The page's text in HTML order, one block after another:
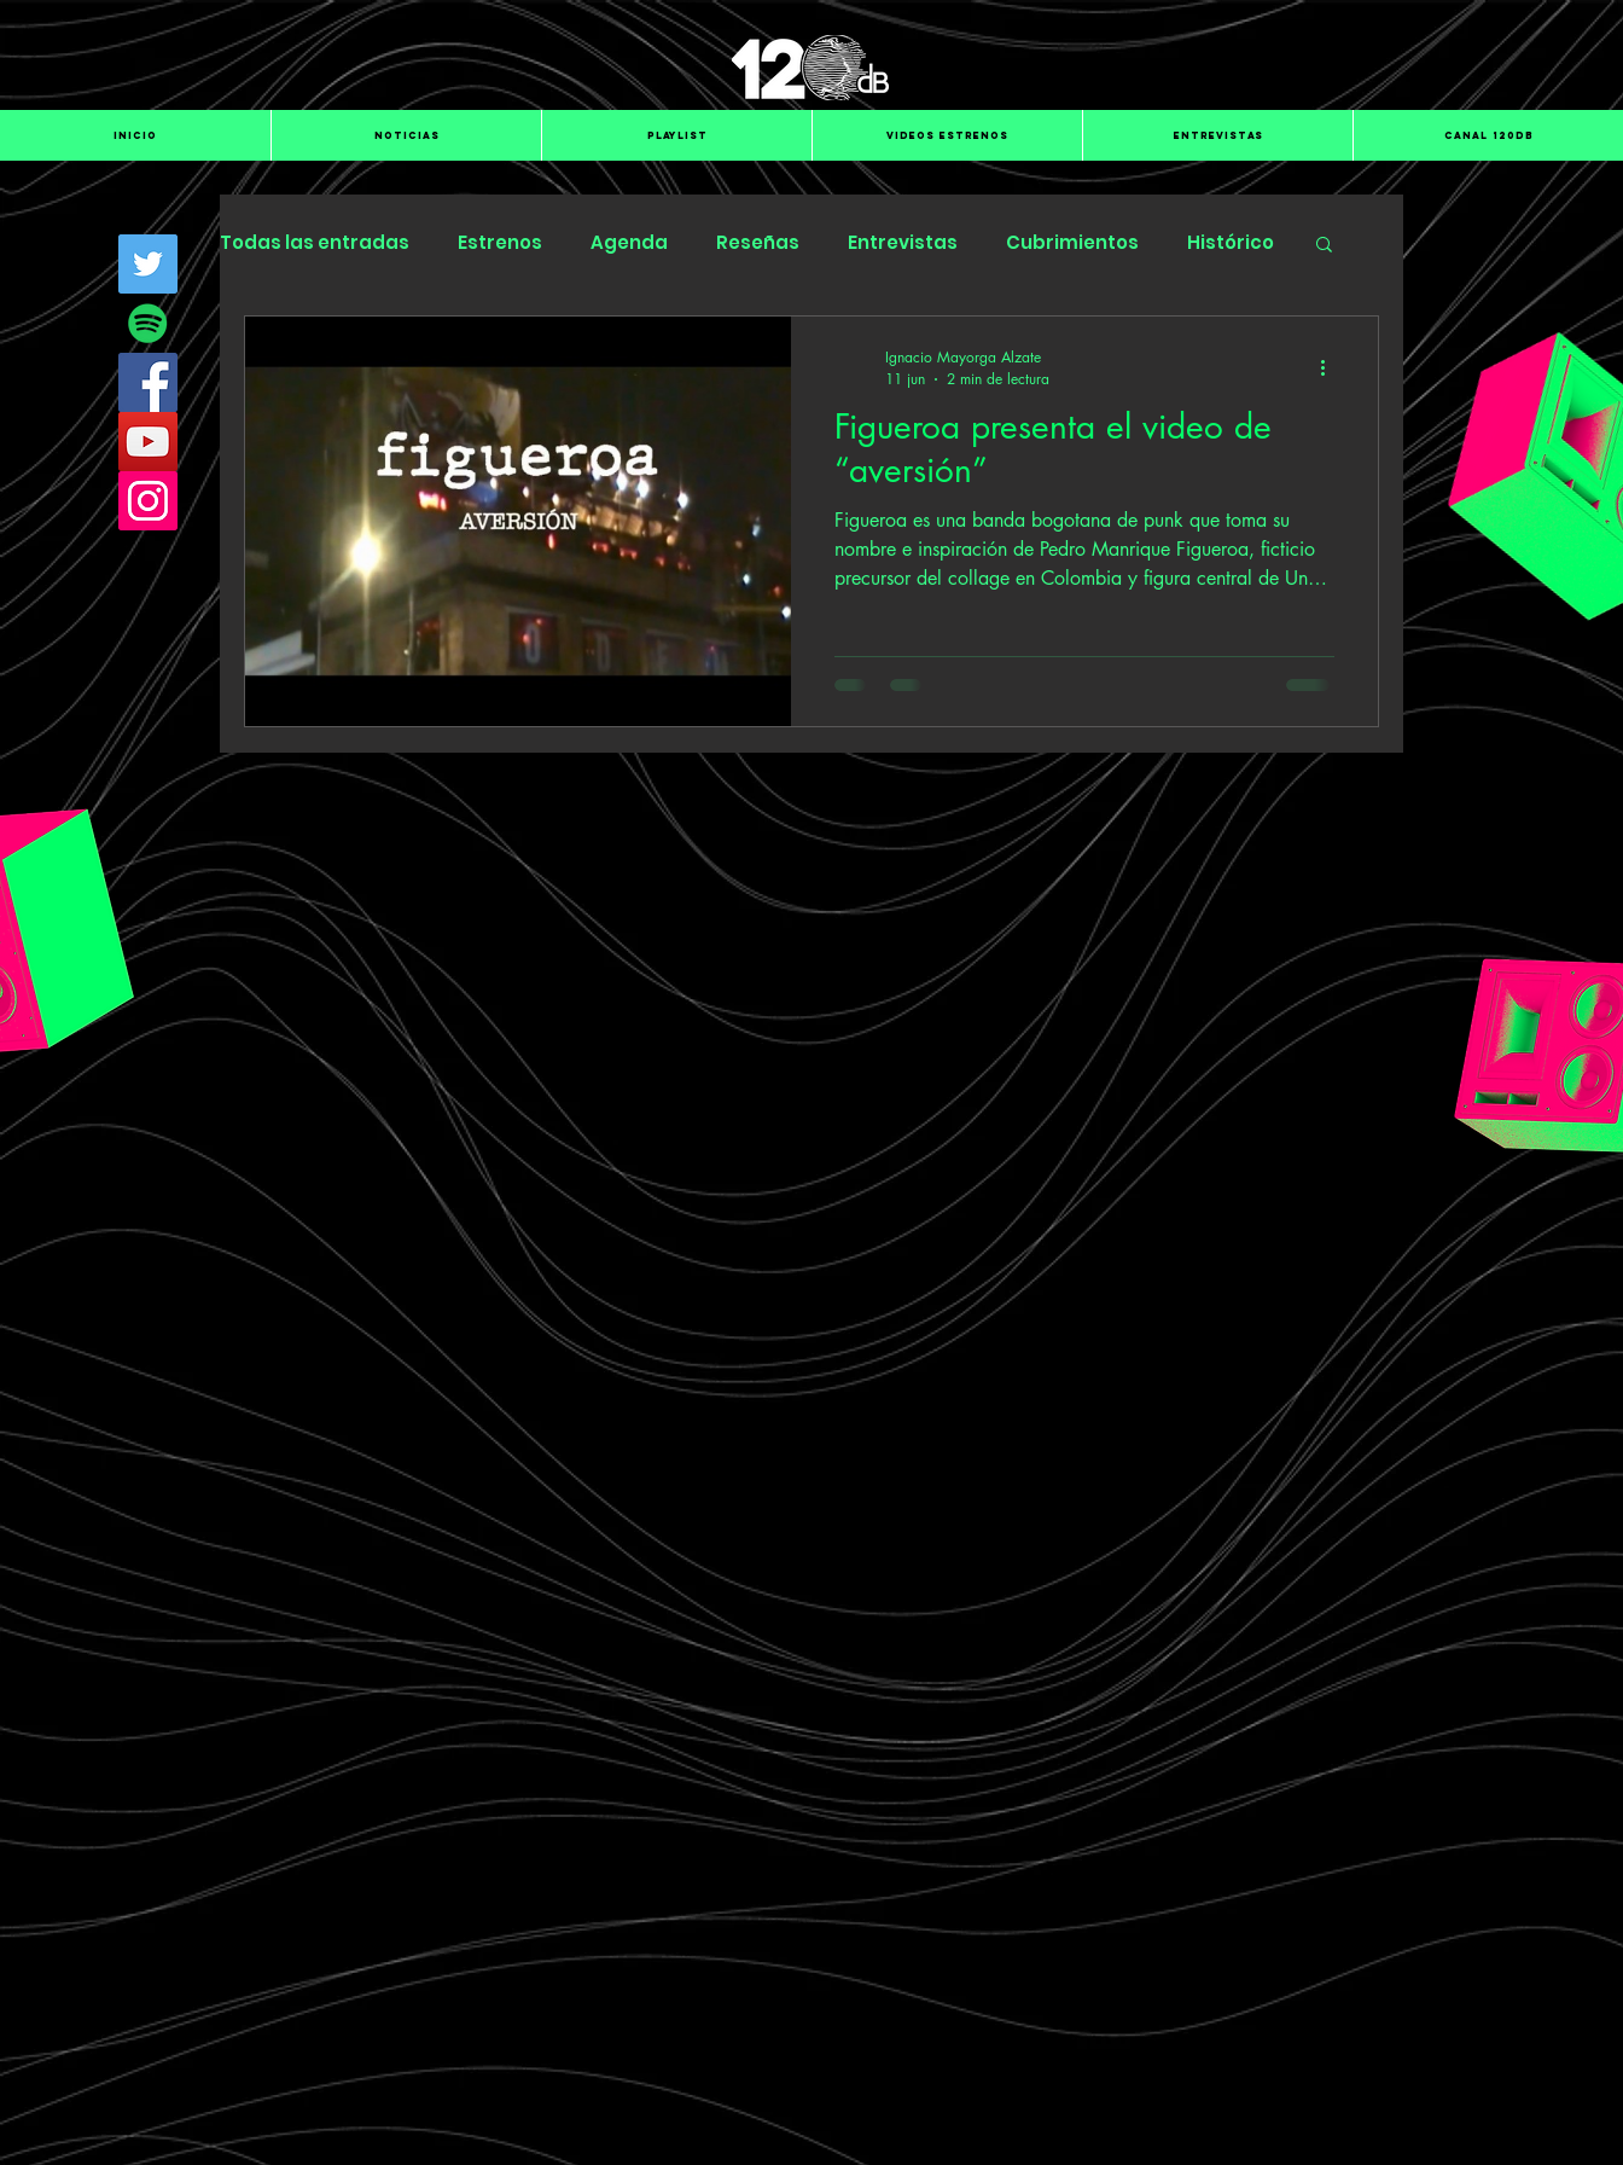
INICIO NOTICIAS PLAYLIST VIDEOS ESTRENOS ENTREVISTAS CANAL 120dB
Todas las entradas Estrenos Agenda Reseñas Entrevistas Cubrimientos Histórico
Figueroa presenta el video de
“aversión”
Figueroa es una banda bogotana de punk que toma su
nombre e inspiración de Pedro Manrique Figueroa, ficticio
precursor del collage en Colombia y figura central de Un
influencias que informan su sonido: rock urbano, punk
subterráneo y una mirada de la ciudad narrada por quienes
caminan sus aristas más sombrías y lluviosas. Su primer
trabajo, Chapinero Mixtape, fue g
Ignacio Mayorga Alzate
11 jun
2 min de lectura